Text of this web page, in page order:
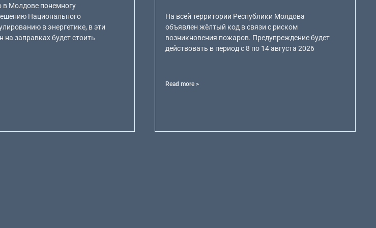
в Молдове понемногу
Национального
в энергетике, в эти
на заправках будет стоить
На всей территории Республики Молдова
объявлен жёлтый код в связи с риском
возникновения пожаров. Предупреждение будет
действовать в период с 8 по 14 августа 2026
Read more >